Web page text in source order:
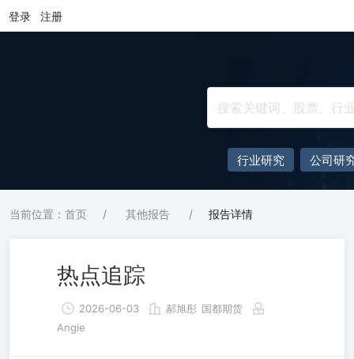
登录 注册
行业研究 公司研
当前位置：首页 / 其他报告 / 报告详情
热点追踪
2026-06-03 郝旭彤 国都期货
Angie